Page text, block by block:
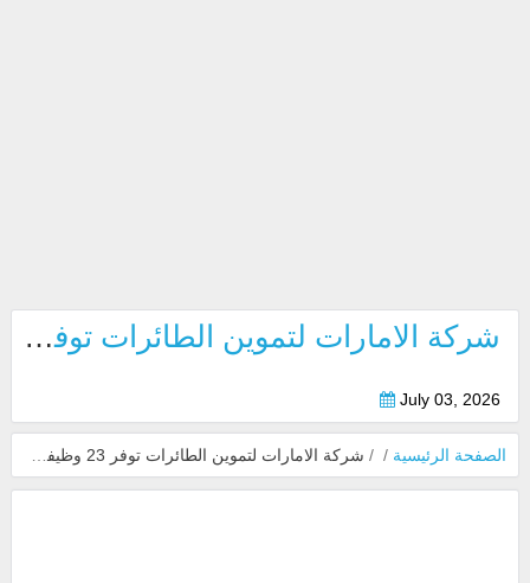
شركة الامارات لتموين الطائرات توفر 23 وظيفة شاغرة بدبي 2026
July 03, 2026
الصفحة الرئيسية /
/ شركة الامارات لتموين الطائرات توفر 23 وظيفة شاغرة بدبي 2026